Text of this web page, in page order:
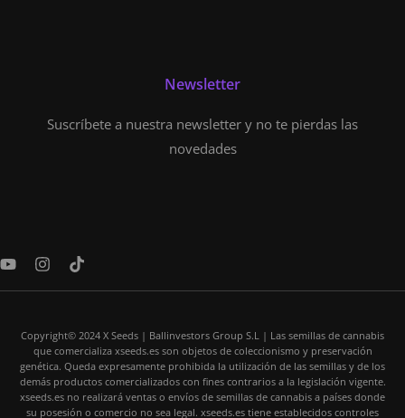
Newsletter
Suscríbete a nuestra newsletter y no te pierdas las
novedades
Y
u
I
s
g
r
a
m
T
k
o
k
Copyright© 2024 X Seeds | Ballinvestors Group S.L | Las semillas de cannabis
que comercializa xseeds.es son objetos de coleccionismo y preservación
genética. Queda expresamente prohibida la utilización de las semillas y de los
demás productos comercializados con fines contrarios a la legislación vigente.
xseeds.es no realizará ventas o envíos de semillas de cannabis a países donde
su posesión o comercio no sea legal. xseeds.es tiene establecidos controles